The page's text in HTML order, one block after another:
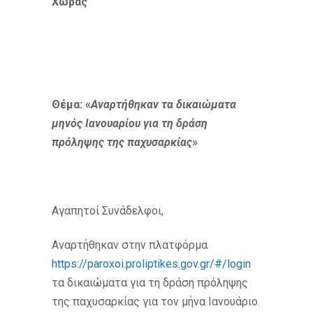
Θέμα: «Αναρτήθηκαν τα δικαιώματα
μηνός Ιανουαρίου για τη δράση
πρόληψης της παχυσαρκίας»
Αγαπητοί Συνάδελφοι,
Αναρτήθηκαν στην πλατφόρμα
https://paroxoi.proliptikes.gov.gr/#/login
τα δικαιώματα για τη δράση πρόληψης
της παχυσαρκίας για τον μήνα Ιανουάριο.